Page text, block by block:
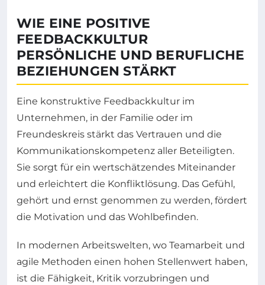
WIE EINE POSITIVE
FEEDBACKKULTUR
PERSÖNLICHE UND BERUFLICHE
BEZIEHUNGEN STÄRKT
Eine konstruktive Feedbackkultur im
Unternehmen, in der Familie oder im
Freundeskreis stärkt das Vertrauen und die
Kommunikationskompetenz aller Beteiligten.
Sie sorgt für ein wertschätzendes Miteinander
und erleichtert die Konfliktlösung. Das Gefühl,
gehört und ernst genommen zu werden, fördert
die Motivation und das Wohlbefinden.
In modernen Arbeitswelten, wo Teamarbeit und
agile Methoden einen hohen Stellenwert haben,
ist die Fähigkeit, Kritik vorzubringen und